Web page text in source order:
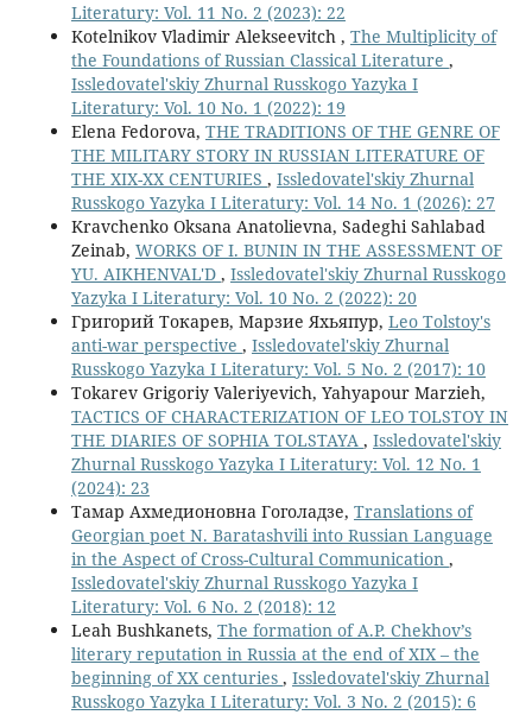
Literatury: Vol. 11 No. 2 (2023): 22
Kotelnikov Vladimir Alekseevitch , The Multiplicity of
the Foundations of Russian Classical Literature ,
Issledovatel'skiy Zhurnal Russkogo Yazyka I
Literatury: Vol. 10 No. 1 (2022): 19
Elena Fedorova, THE TRADITIONS OF THE GENRE OF
THE MILITARY STORY IN RUSSIAN LITERATURE OF
THE XIX-XX CENTURIES , Issledovatel'skiy Zhurnal
Russkogo Yazyka I Literatury: Vol. 14 No. 1 (2026): 27
Kravchenko Oksana Anatolievna, Sadeghi Sahlabad
Zeinab, WORKS OF I. BUNIN IN THE ASSESSMENT OF
YU. AIKHENVAL'D , Issledovatel'skiy Zhurnal Russkogo
Yazyka I Literatury: Vol. 10 No. 2 (2022): 20
Григорий Токарев, Марзие Яхьяпур, Leo Tolstoy′s
anti-war perspective , Issledovatel'skiy Zhurnal
Russkogo Yazyka I Literatury: Vol. 5 No. 2 (2017): 10
Tokarev Grigoriy Valeriyevich, Yahyapour Marzieh,
TACTICS OF CHARACTERIZATION OF LEO TOLSTOY IN
THE DIARIES OF SOPHIA TOLSTAYA , Issledovatel'skiy
Zhurnal Russkogo Yazyka I Literatury: Vol. 12 No. 1
(2024): 23
Тамар Ахмедионовна Гоголадзе, Translations of
Georgian poet N. Baratashvili into Russian Language
in the Aspect of Cross-Cultural Communication ,
Issledovatel'skiy Zhurnal Russkogo Yazyka I
Literatury: Vol. 6 No. 2 (2018): 12
Leah Bushkanets, The formation of A.P. Chekhov’s
literary reputation in Russia at the end of XIX – the
beginning of XX centuries , Issledovatel'skiy Zhurnal
Russkogo Yazyka I Literatury: Vol. 3 No. 2 (2015): 6